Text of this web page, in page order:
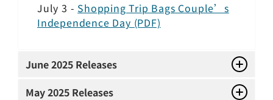
July 3 - Shopping Trip Bags Couple’s
Independence Day (PDF)
June2025 Releases
May2025 Releases